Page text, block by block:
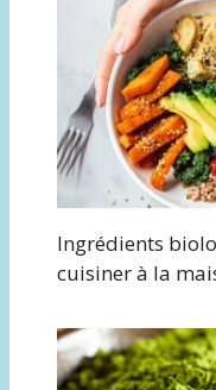
Ingrédients
cuisiner à la